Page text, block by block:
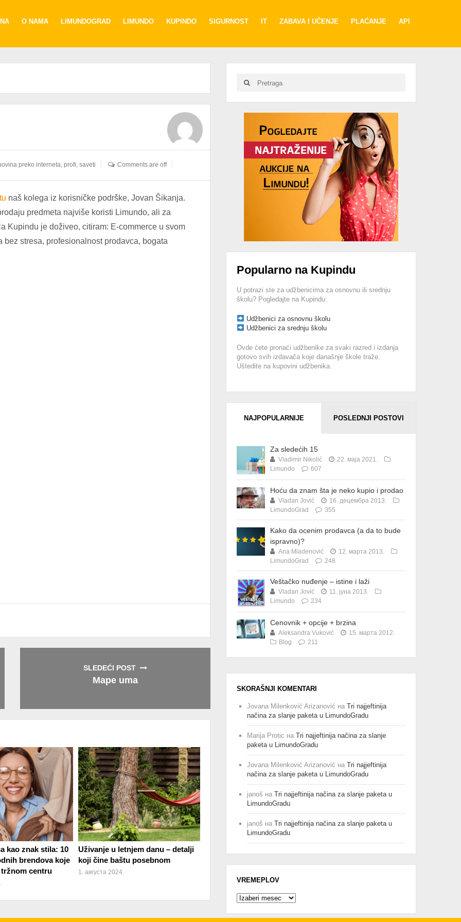
O NAMA LIMUNDOGRAD LIMUNDO KUPINDO SIGURNOST IT ZABAVA I UČENJE PLAĆANJE API
preko interneta, profi, saveti Comments are off
naš kolega iz korisničke podrške, Jovan Šikanja.
predmeta najviše koristi Limundo, ali za
Kupindu je doživeo, citiram: E-commerce u svom
stresa, profesionalnost prodavca, bogata
SLEDEĆI POST
Mape uma
kao znak stila: 10
brendova koje
centru
Uživanje u letnjem danu – detalji
koji čine baštu posebnom
1. августа 2024.
for:
Search
Popularno na Kupindu
U potrazi ste za udžbenicima za osnovnu ili srednju
školu? Pogledajte na Kupindu:
Udžbenici za osnovnu školu
Udžbenici za srednju školu
Ovde ćete pronaći udžbenike za svaki razred i izdanja
gotovo svih izdavača koje današnje škole traže.
Uštedite na kupovini udžbenika.
NAJPOPULARNIJE POSLEDNJI POSTOVI
Za sledećih 15
Vladimir Nikolić
22. маја 2021.
Limundo
607
Hoću da znam šta je neko kupio i prodao
Vladan Jović
16. децембра 2013.
LimundoGrad
355
Kako da ocenim prodavca (a da to bude
ispravno)?
Ana Mladenović
12. марта 2013.
LimundoGrad
248
Veštačko nuđenje – istine i laži
Vladan Jović
11. јуна 2013.
Limundo
234
Cenovnik + opcije + brzina
Aleksandra Vuković
15. марта 2012.
Blog
211
SKORAŠNJI KOMENTARI
Jovana Milenković Arizanović наTri najjeftinija
načina za slanje paketa u LimundoGradu
Marija Protic наTri najjeftinija načina za slanje
paketa u LimundoGradu
Jovana Milenković Arizanović наTri najjeftinija
načina za slanje paketa u LimundoGradu
janoš наTri najjeftinija načina za slanje paketa u
LimundoGradu
janoš наTri najjeftinija načina za slanje paketa u
LimundoGradu
VREMEPLOV
Vremeplov